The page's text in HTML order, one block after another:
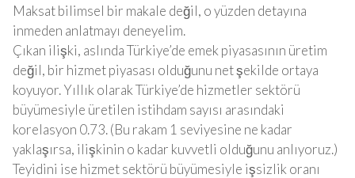
Maksat bilimsel bir makale değil, o yüzden detayına
inmeden anlatmayı deneyelim.
Çıkan ilişki, aslında Türkiye’de emek piyasasının üretim
değil, bir hizmet piyasası olduğunu net şekilde ortaya
koyuyor. Yıllık olarak Türkiye’de hizmetler sektörü
büyümesiyle üretilen istihdam sayısı arasındaki
korelasyon 0.73. (Bu rakam 1 seviyesine ne kadar
yaklaşırsa, ilişkinin o kadar kuvvetli olduğunu anlıyoruz.)
Teyidini ise hizmet sektörü büyümesiyle işsizlik oranı